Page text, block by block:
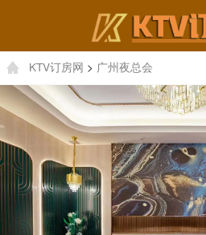
KTV订房网 > 广州夜总会